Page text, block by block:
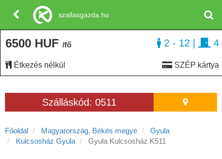
Szálláskód: 0511
Főoldal Magyarország, Békés megye
Gyula
Kulcsosház Gyula
Gyula Kulcsosház K511
6500 HUF /fő
Étkezés nélkül SZÉP kártya
2 - 12 4
szallasgazda.hu